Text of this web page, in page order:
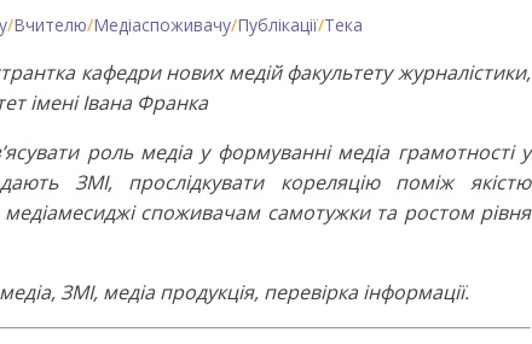
/Вчителю/Медіаспоживачу/Публікації/Тека
кафедри нових медій факультету журналістики,
імені Івана Франка
роль медіа у формуванні медіа грамотності у
ЗМІ, прослідкувати кореляцію поміж якістю
споживачам самотужки та ростом рівня
ЗМІ, медіа продукція, перевірка інформації.